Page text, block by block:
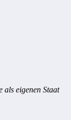
als eigenen Staat